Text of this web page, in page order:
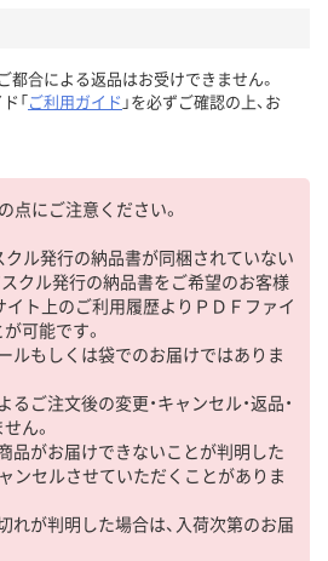
都合による返品はお受けできません。
「ご利用ガイド 」を必ずご確認の上、お
点にご注意ください。
クル発行の納品書が同梱されていない
クル発行の納品書をご希望のお客様
イト上のご利用履歴よりＰＤＦファイ
可能です。
ルもしくは袋でのお届けではありま
るご注文後の変更・キャンセル・返品・
ん。
品がお届けできないことが判明した
ンセルさせていただくことがありま
れが判明した場合は、入荷次第のお届